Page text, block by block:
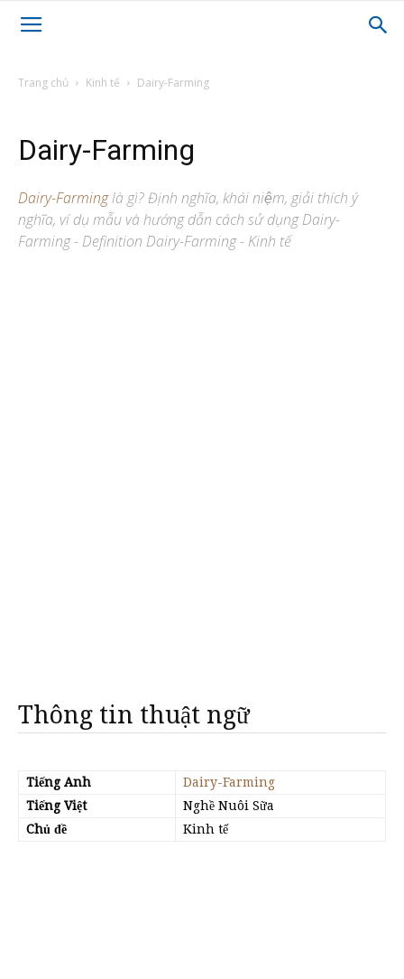
Trang chủ Kinh tế Dairy-Farming
Dairy-Farming
Dairy-Farminglà gì? Định nghĩa, khái niệm, giải thích ý
nghĩa, ví dụ mẫu và hướng dẫn cách sử dụng Dairy-
Farming - Definition Dairy-Farming - Kinh tế
Thông tin thuật ngữ
Tiếng Anh
Dairy-Farming
Tiếng Việt
Nghề Nuôi Sữa
Chủ đề
Kinh tế